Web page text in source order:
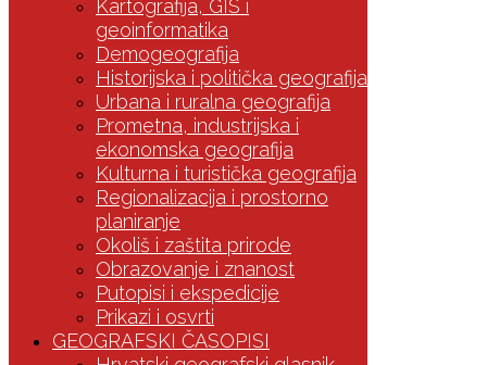
Kartografija, GIS i
geoinformatika
Demogeografija
Historijska i politička geografija
Urbana i ruralna geografija
Prometna, industrijska i
ekonomska geografija
Kulturna i turistička geografija
Regionalizacija i prostorno
planiranje
Okoliš i zaštita prirode
Obrazovanje i znanost
Putopisi i ekspedicije
Prikazi i osvrti
GEOGRAFSKI ČASOPISI